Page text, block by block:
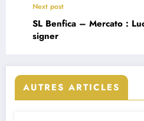
Next post
SL Benfica – Mercato :
signer
AUTRES ARTICLES